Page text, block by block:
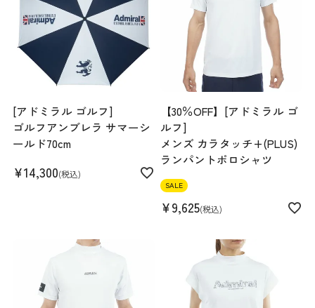
スペック
素材
キルト部分 表側:ポリエステル100%(裏側アク
リルコーティング) 中わた:ポリエステル100%
裏側:ポリエステル100% 別布部分:ポリエステ
ル88% ポリウレタン12% 衿中わた部分:ポリエ
ステル100%
生産国
機能
防風 ストレッチ
[アドミラル ゴルフ]
ゴルフアンブレラ サマーシ
ールド70cm
¥14,300 税込
【30％OFF】[アドミラル ゴ
ルフ]
メンズ カラタッチ+(PLUS)
ランパントポロシャツ
SALE
¥9,625 税込